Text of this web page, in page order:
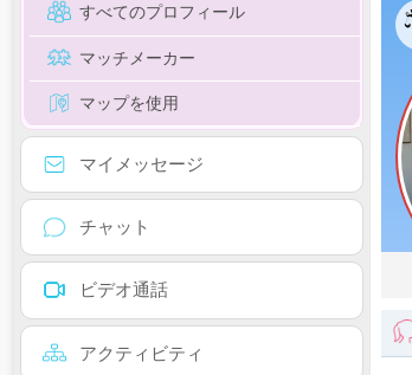
すべてのプロフィール
マッチメーカー
マップを使用
マイメッセージ
チャット
ビデオ通話
アクティビティ